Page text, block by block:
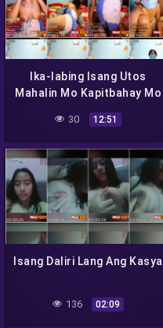
Ika-labing Isang Utos
Mahalin Mo Kapitbahay Mo
30 12:51
Isang Daliri Lang Ang Kasya
136 02:09